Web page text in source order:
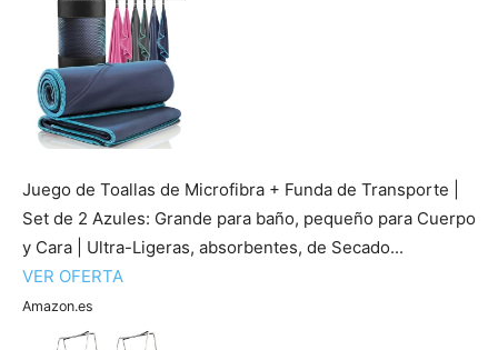
Juego de Toallas de Microfibra + Funda de Transporte |
Set de 2 Azules: Grande para baño, pequeño para Cuerpo
y Cara | Ultra-Ligeras, absorbentes, de Secado...
VER OFERTA
Amazon.es